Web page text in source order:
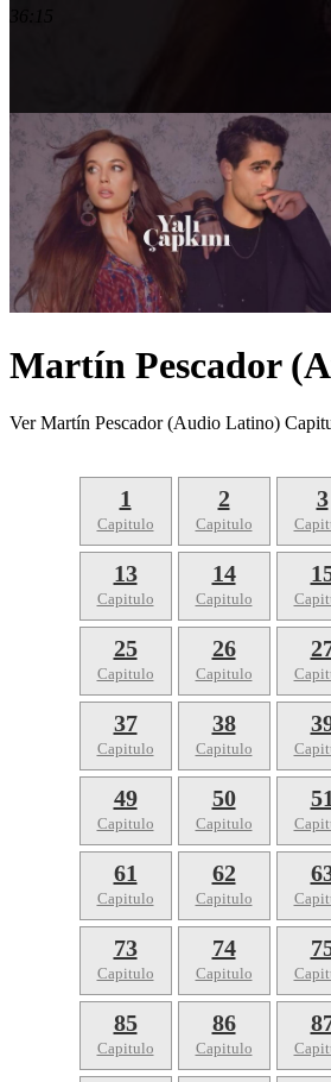
Martín Pescador
Ver Martín Pescador (Audio Latino)
1
Capitulo
2
Capitulo
3
13
Capitulo
14
Capitulo
25
Capitulo
26
Capitulo
37
Capitulo
38
Capitulo
49
Capitulo
50
Capitulo
51
61
Capitulo
62
Capitulo
73
Capitulo
74
Capitulo
85
Capitulo
86
Capitulo